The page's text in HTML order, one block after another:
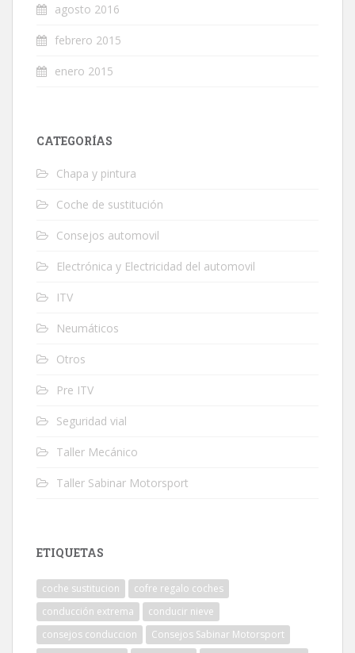
agosto 2016
febrero 2015
enero 2015
CATEGORÍAS
Chapa y pintura
Coche de sustitución
Consejos automovil
Electrónica y Electricidad del automovil
ITV
Neumáticos
Otros
Pre ITV
Seguridad vial
Taller Mecánico
Taller Sabinar Motorsport
ETIQUETAS
coche sustitucion
cofre regalo coches
conducción extrema
conducir nieve
consejos conduccion
Consejos Sabinar Motorsport